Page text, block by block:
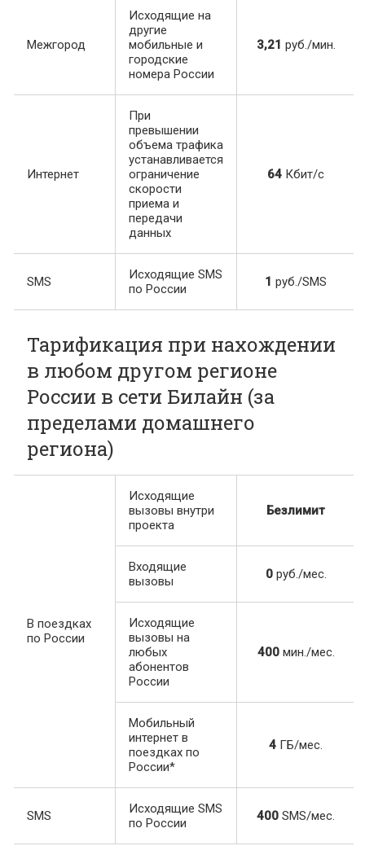
Межгород
Исходящие на
другие
мобильные и
городские
номера России
3,21 руб./мин.
Интернет
При
превышении
объема трафика
устанавливается
ограничение
скорости
приема и
передачи
данных
64 Кбит/с
SMS
Исходящие SMS
по России
1 руб./SMS
Тарификация при нахождении
в любом другом регионе
России в сети Билайн (за
пределами домашнего
региона)
В поездках
по России
Исходящие
вызовы внутри
проекта
Безлимит
Входящие
вызовы
0руб./мес.
Исходящие
вызовы на
любых
абонентов
России
400мин./мес.
Мобильный
интернет в
поездках по
России*
4 ГБ/мес.
SMS
Исходящие SMS
по России
400 SMS/мес.